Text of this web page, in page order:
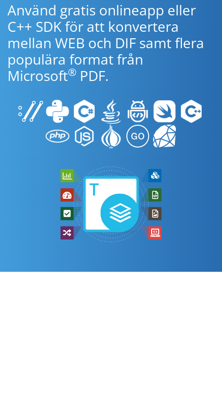
Använd gratis onlineapp eller
C++ SDK för att konvertera
mellan WEB och DIF samt flera
populära format från
Microsoft® PDF.